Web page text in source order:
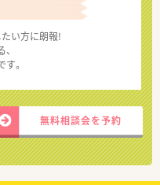
い方に朗報!
。
無料相談会を予約